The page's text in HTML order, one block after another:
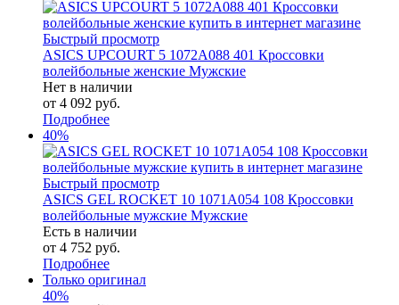
Быстрый просмотр
ASICS UPCOURT 5 1072A088 401 Кроссовки
волейбольные женские Мужские
Нет в наличии
от 4 092 руб.
Подробнее
40%
Быстрый просмотр
ASICS GEL ROCKET 10 1071A054 108 Кроссовки
волейбольные мужские Мужские
Есть в наличии
от 4 752 руб.
Подробнее
Только оригинал
40%